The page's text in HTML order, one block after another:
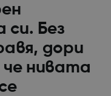
си. Без
дори
че нивата